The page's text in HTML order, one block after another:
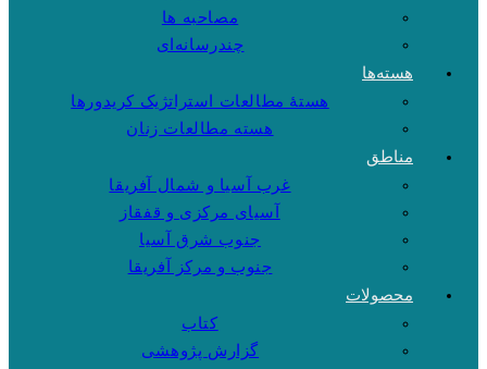
مصاحبه ها
چندرسانه‌ای
هسته‌ها
هستهٔ مطالعات استراتژیک کریدورها
هسته مطالعات زنان
مناطق
غرب آسیا و شمال آفریقا
آسیای مرکزی و قفقاز
جنوب شرق آسیا
جنوب و مرکز آفریقا
محصولات
کتاب
گزارش پژوهشی